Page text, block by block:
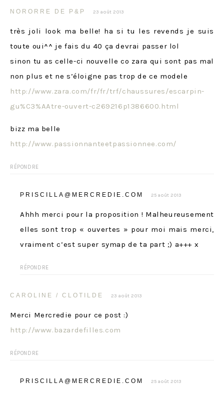
NORORRE DE P&P 23 août 2013
très joli look ma belle! ha si tu les revends je suis
toute oui^^ je fais du 40 ça devrai passer lol
sinon tu as celle-ci nouvelle co zara qui sont pas mal
non plus et ne s’éloigne pas trop de ce modele
http://www.zara.com/fr/fr/trf/chaussures/escarpin-
gu%C3%AAtre-ouvert-c269216p1386600.html
bizz ma belle
http://www.passionnanteetpassionnee.com/
RÉPONDRE
PRISCILLA@MERCREDIE.COM 25 août 2013
Ahhh merci pour la proposition ! Malheureusement
elles sont trop « ouvertes » pour moi mais merci,
vraiment c’est super symap de ta part ;) a+++ x
RÉPONDRE
CAROLINE / CLOTILDE 23 août 2013
Merci Mercredie pour ce post :)
http://www.bazardefilles.com
RÉPONDRE
PRISCILLA@MERCREDIE.COM 25 août 2013